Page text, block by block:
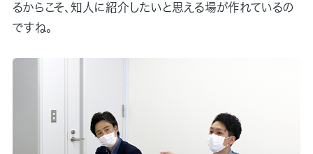
るからこそ、知人に紹介したいと思える場が作れているの
ですね。